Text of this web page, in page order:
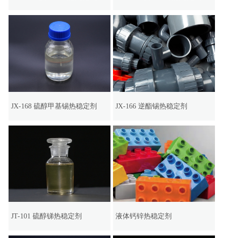
JX-168 硫醇甲基锡热稳定剂
JT-101 硫醇锑热稳定剂
JX-166 逆酯锡热稳定剂
液体钙锌热稳定剂